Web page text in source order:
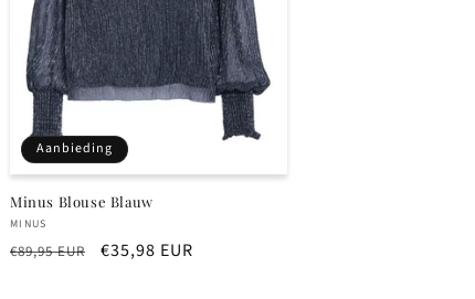
Aanbieding
Minus Blouse Blauw
Verkoper:
MINUS
Normale
€89,95 EUR Aanbiedingsprijs
€35,98 EUR